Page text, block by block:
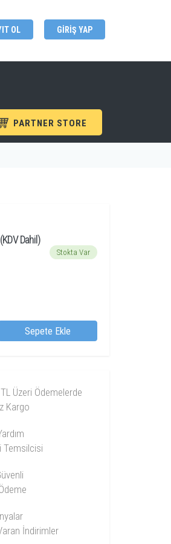
OL GIRIŞ YAP
PARTNER STORE
/ Tekbox RF Aksesuarlar
(KDV Dahil)
Stokta Var
Sepete Ekle
Üzeri Ödemelerde
Kargo
Temsilcisi
İndirimler